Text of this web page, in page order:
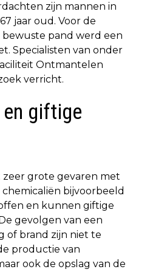
zijn mannen in
jaar oud. Voor de
pand werd een
Specialisten van onder
Ontmantelen
verricht.
giftige
grote gevaren met
bijvoorbeeld
en kunnen giftige
gevolgen van een
of brand zijn niet te
productie van
ook de opslag van de